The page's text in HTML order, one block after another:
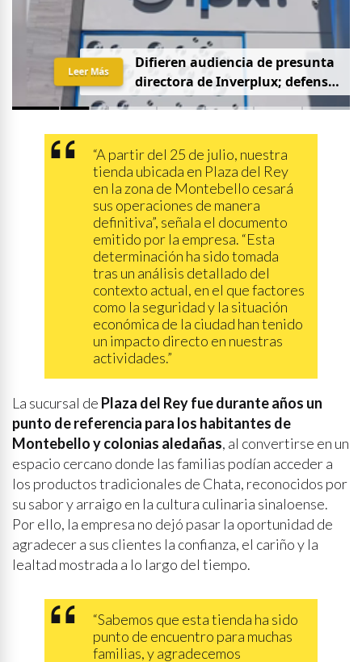
Difieren audiencia de presunta
directora deInverplux; defensa
pidequeseaprivadaysin
Leer Más
“A partir del 25 de julio, nuestra
tienda ubicada en Plaza del Rey
en la zona de Montebello cesará
sus operaciones de manera
definitiva”, señala el documento
emitido por la empresa. “Esta
determinación ha sido tomada
tras un análisis detallado del
contexto actual, en el que factores
como la seguridad y la situación
económica de la ciudad han tenido
un impacto directo en nuestras
actividades.”
La sucursal de Plaza del Rey fue durante años un
punto de referencia para los habitantes de
Montebello y colonias aledañas, al convertirse en un
espacio cercano donde las familias podían acceder a
los productos tradicionales de Chata, reconocidos por
su sabor y arraigo en la cultura culinaria sinaloense.
Por ello, la empresa no dejó pasar la oportunidad de
agradecer a sus clientes la confianza, el cariño y la
lealtad mostrada a lo largo del tiempo.
“Sabemos que esta tienda ha sido
punto de encuentro para muchas
familias, y agradecemos